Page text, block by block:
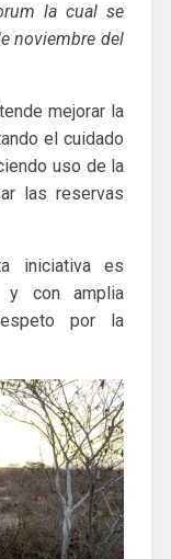
la cual se
noviembre del
mejorar la
el cuidado
uso de la
las reservas
iniciativa es
y con amplia
por la